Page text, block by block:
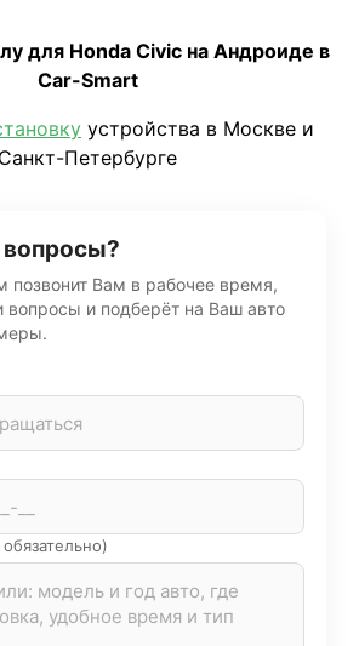
для Honda Civic на Андроиде в
Car-Smart
устройства в Москве и
Санкт-Петербурге
позвонит Вам в рабочее время,
вопросы и подберёт на Ваш авто